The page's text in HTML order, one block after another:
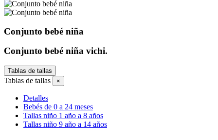
Conjunto bebé niña
Conjunto bebé niña vichi.
Tablas de tallas
Tablas de tallas ×
Detalles
Bebés de 0 a 24 meses
Tallas niño 1 año a 8 años
Tallas niño 9 año a 14 años